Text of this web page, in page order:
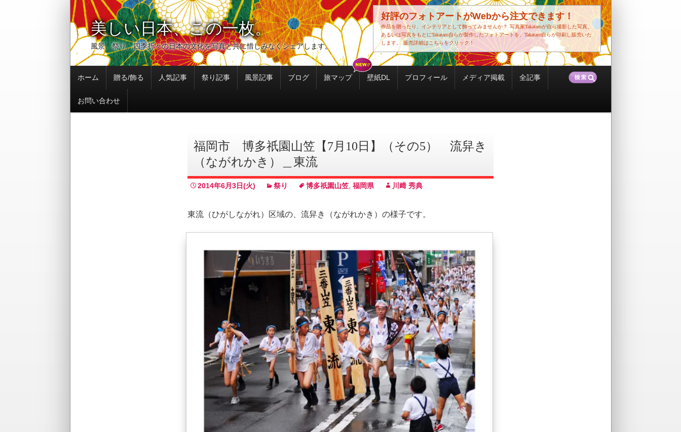
美しい日本、この一枚。
風景、祭り、四季折々の日本の文化を写真と共に惜しみなくシェアします。
好評のフォトアートがWebから注文できます！
作品を贈ったり、インテリアとして飾ってみませんか？ 写真家Takataroが自ら撮影した写真、
あるいは写真をもとにTakataro自らが製作したフォトアートを、Takataro自らが印刷し販売いた
します。 販売詳細はこちらをクリック！
ホーム 贈る/飾る 人気記事 祭り記事 風景記事 ブログ 旅マップ 壁紙DL プロフィール メディア掲載 全記事
お問い合わせ
検
索:
福岡市 博多祇園山笠【7月10日】（その5） 流舁き
（ながれかき）＿東流
2014年6月3日(火) 祭り 博多祇園山笠 ,福岡県 川﨑 秀典
東流（ひがしながれ）区域の、流舁き（ながれかき）の様子です。